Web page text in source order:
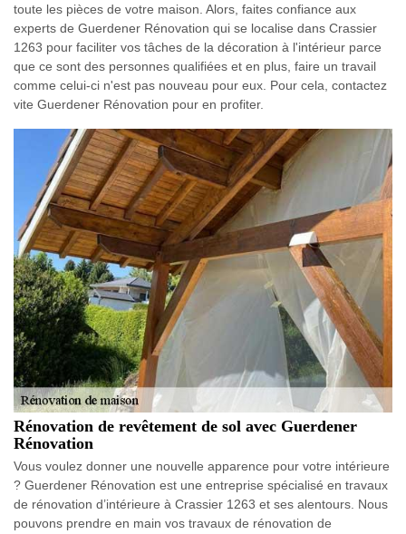
toute les pièces de votre maison. Alors, faites confiance aux
experts de Guerdener Rénovation qui se localise dans Crassier
1263 pour faciliter vos tâches de la décoration à l'intérieur parce
que ce sont des personnes qualifiées et en plus, faire un travail
comme celui-ci n'est pas nouveau pour eux. Pour cela, contactez
vite Guerdener Rénovation pour en profiter.
Rénovation de revêtement de sol avec Guerdener
Rénovation
Vous voulez donner une nouvelle apparence pour votre intérieure
? Guerdener Rénovation est une entreprise spécialisé en travaux
de rénovation d’intérieure à Crassier 1263 et ses alentours. Nous
pouvons prendre en main vos travaux de rénovation de